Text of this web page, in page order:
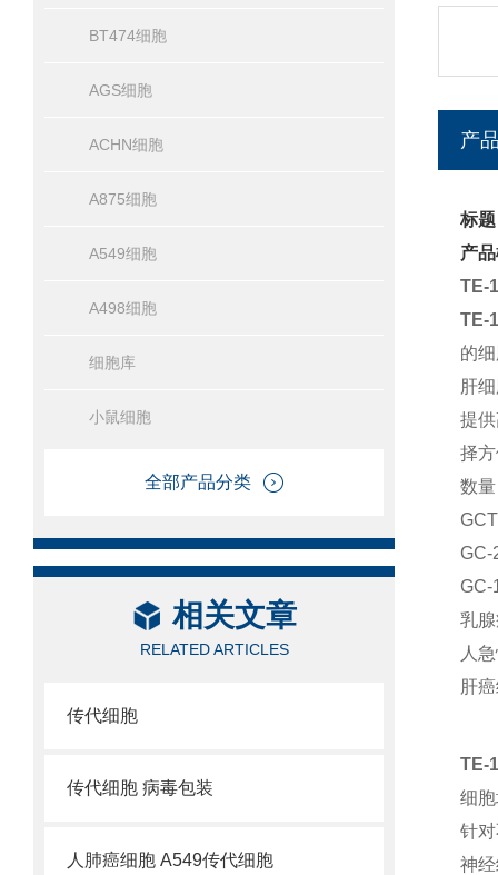
BT474细胞
AGS细胞
ACHN细胞
A875细胞
A549细胞
A498细胞
细胞库
小鼠细胞
全部产品分类
相关文章
RELATED ARTICLES
传代细胞
传代细胞 病毒包装
人肺癌细胞 A549传代细胞
产
标
产
TE-
TE-
的
肝
提
择
数
GC-
GC-
乳
人
肝
TE-
细
针
神